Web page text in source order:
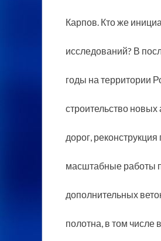
Карпов. Кто же
исследований? В
годы на территории
строительство
дорог,
масштабные работы
дополнительных
полотна, в том числе